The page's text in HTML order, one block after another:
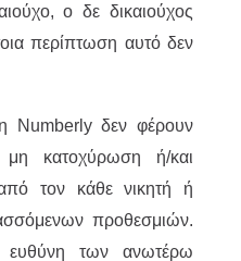
ο δε δικαιούχος
περίπτωση αυτό δεν
Numberly δεν φέρουν
κατοχύρωση ή/και
τον κάθε νικητή ή
προθεσμιών.
των ανωτέρω